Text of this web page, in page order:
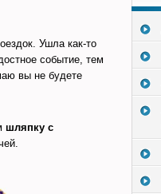
Ушла как-то
событие, тем
вы не будете
шляпку с